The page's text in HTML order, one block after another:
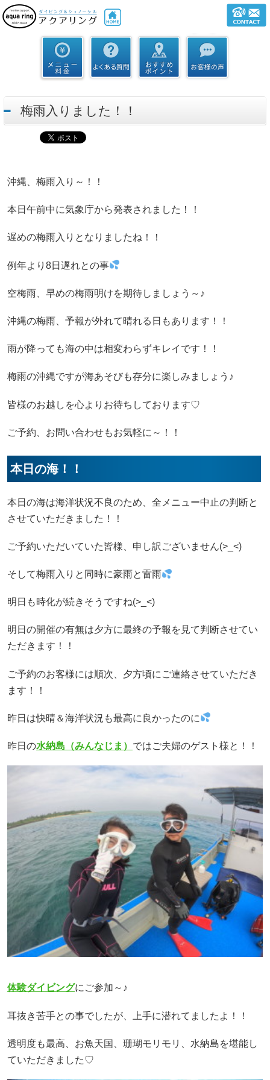
梅雨入りました！！
沖縄、梅雨入り～！！
本日午前中に気象庁から発表されました！！
遅めの梅雨入りとなりましたね！！
例年より8日遅れとの事
空梅雨、早めの梅雨明けを期待しましょう～♪
沖縄の梅雨、予報が外れて晴れる日もあります！！
雨が降っても海の中は相変わらずキレイです！！
梅雨の沖縄ですが海あそびも存分に楽しみましょう♪
皆様のお越しを心よりお待ちしております♡
ご予約、お問い合わせもお気軽に～！！
本日の海！！
本日の海は海洋状況不良のため、全メニュー中止の判断と
させていただきました！！
ご予約いただいていた皆様、申し訳ございません(>_<)
そして梅雨入りと同時に豪雨と雷雨
明日も時化が続きそうですね(>_<)
明日の開催の有無は夕方に最終の予報を見て判断させてい
ただきます！！
ご予約のお客様には順次、夕方頃にご連絡させていただき
ます！！
昨日は快晴＆海洋状況も最高に良かったのに
昨日の水納島（みんなじま） ではご夫婦のゲスト様と！！
体験ダイビングにご参加～♪
耳抜き苦手との事でしたが、上手に潜れてましたよ！！
透明度も最高、お魚天国、珊瑚モリモリ、水納島を堪能し
ていただきました♡